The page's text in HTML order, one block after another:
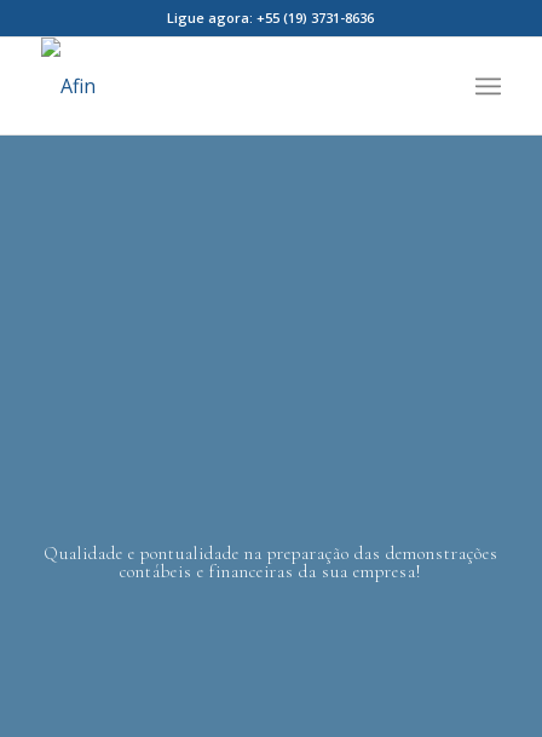
Ligue agora: +55 (19) 3731-8636
Qualidade e pontualidade na preparação das demonstrações
contábeis e financeiras da sua empresa!